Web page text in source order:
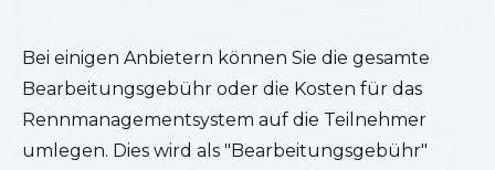
Bei einigen Anbietern können Sie die gesamte
Bearbeitungsgebühr oder die Kosten für das
Rennmanagementsystem auf die Teilnehmer
umlegen. Dies wird als "Bearbeitungsgebühr"